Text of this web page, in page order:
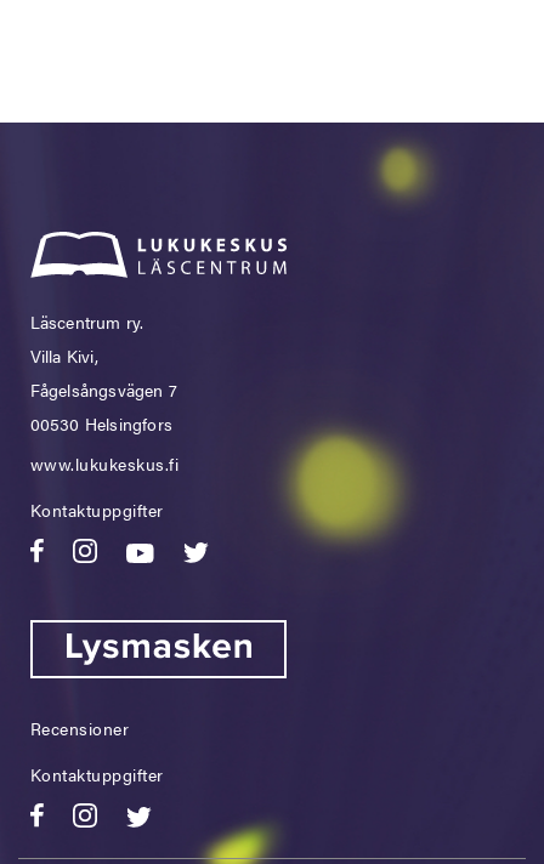
Läscentrum ry.
Villa Kivi,
Fågelsångsvägen 7
00530 Helsingfors
www.lukukeskus.fi
Kontaktuppgifter
Recensioner
Kontaktuppgifter